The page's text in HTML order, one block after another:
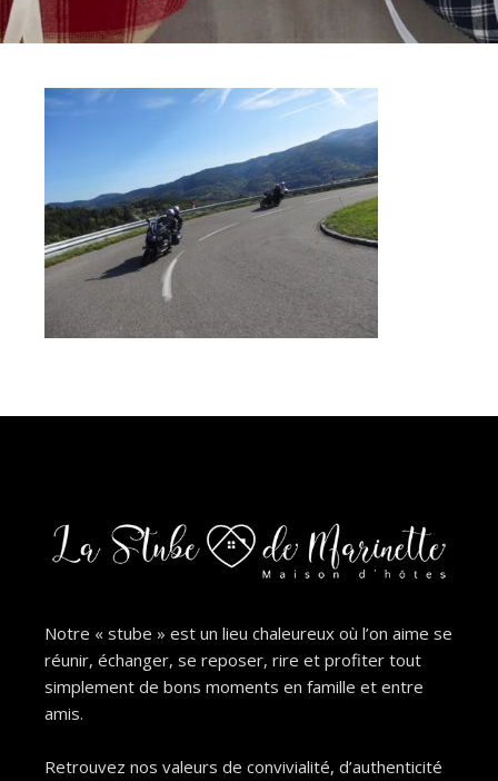
Notre « stube » est un lieu chaleureux où l’on aime se
réunir, échanger, se reposer, rire et profiter tout
simplement de bons moments en famille et entre
amis.
Retrouvez nos valeurs de convivialité, d’authenticité